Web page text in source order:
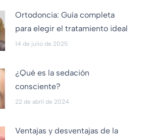
Ortodoncia: Guía completa
para elegir el tratamiento ideal
14 de julio de 2025
¿Qué es la sedación
consciente?
22 de abril de 2024
Ventajas y desventajas de la